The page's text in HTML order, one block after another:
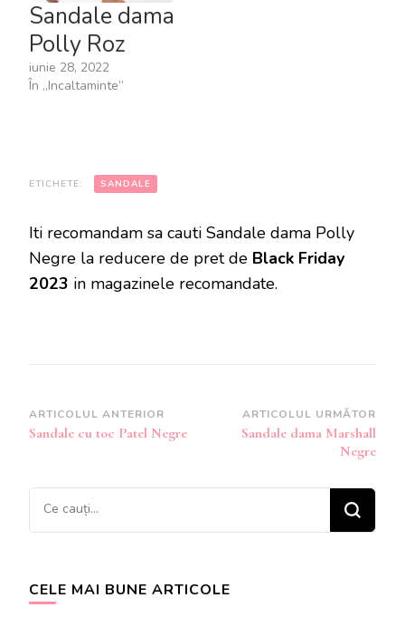
Sandale dama
Polly Roz
iunie 28, 2022
În „Incaltaminte”
ETICHETE: SANDALE
Iti recomandam sa cauti Sandale dama Polly
Negre la reducere de pret de Black Friday
2023 in magazinele recomandate.
Navigare
în
ARTICOLUL ANTERIOR
Sandale cu toc Patel Negre
ARTICOLUL URMĂTOR
Sandale dama Marshall
Negre
Cauți
ceva?
CELE MAI BUNE ARTICOLE